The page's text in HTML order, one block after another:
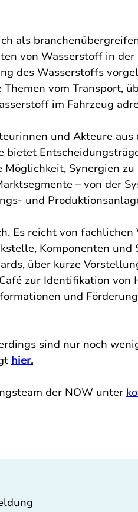
als
von Wasserstoff in
des Wasserstoffs
vom Transport,
im Fahrzeug
und Akteure
bietet
Synergien
– von der
und
Es reicht von fachlichen
Komponenten und
über kurze
zur Identifikation von
und
sind nur noch
hier.
der NOW unter